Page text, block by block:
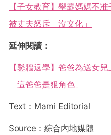
【子女教育】學霸媽媽不
被丈夫怒斥「沒文化」
延伸閱讀：
【鑿牆返學】爸爸為送女
「這爸爸是狠角色」
Text：Mami Editorial
Source：綜合內地媒體